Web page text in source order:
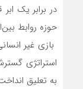
در برابر یک
حوزه روابط
بازی غیر
استراتژی
به تعلیق